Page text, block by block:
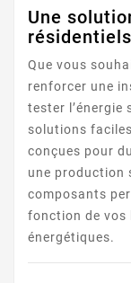
Une
Que vous
renforcer une
tester l’énergie
solutions
conçues pour
une production
composants
fonction de vos
énergétiques.